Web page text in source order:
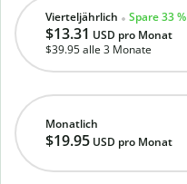
Monatlich
$19.95 USD pro Monat
Vierteljährlich Spare 33 %
$13.31 USD pro Monat
$39.95alle 3 Monate